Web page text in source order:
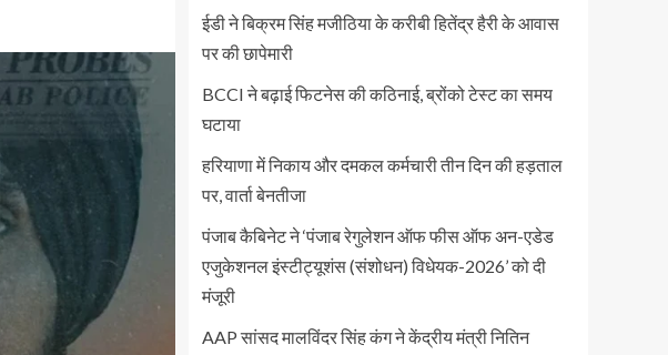
ईडी ने बिक्रम सिंह मजीठिया के करीबी हितेंद्र हैरी के आवास
पर की छापेमारी
BCCI ने बढ़ाई फिटनेस की कठिनाई, ब्रोंको टेस्ट का समय
घटाया
हरियाणा में निकाय और दमकल कर्मचारी तीन दिन की हड़ताल
पर, वार्ता बेनतीजा
पंजाब कैबिनेट ने ‘पंजाब रेगुलेशन ऑफ फीस ऑफ अन-एडेड
एजुकेशनल इंस्टीट्यूशंस (संशोधन) विधेयक-2026’ को दी
मंजूरी
AAP सांसद मालविंदर सिंह कंग ने केंद्रीय मंत्री नितिन